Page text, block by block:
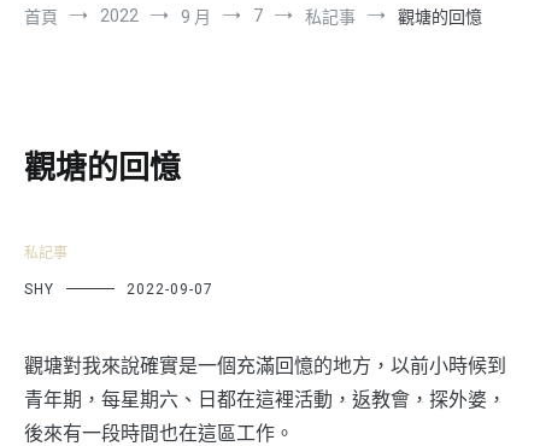
首頁 2022 9 月 7 私記事 觀塘的回憶
觀塘的回憶
私記事
SHY 2022-09-07
觀塘對我來說確實是一個充滿回憶的地方，以前小時候到
青年期，每星期六、日都在這裡活動，返教會，探外婆，
後來有一段時間也在這區工作。